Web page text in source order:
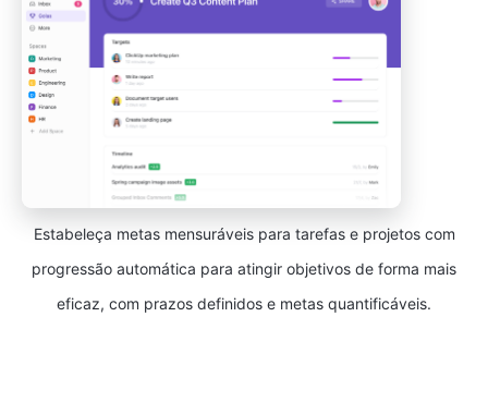
Estabeleça metas mensuráveis para tarefas e projetos com
progressão automática para atingir objetivos de forma mais
eficaz, com prazos definidos e metas quantificáveis.